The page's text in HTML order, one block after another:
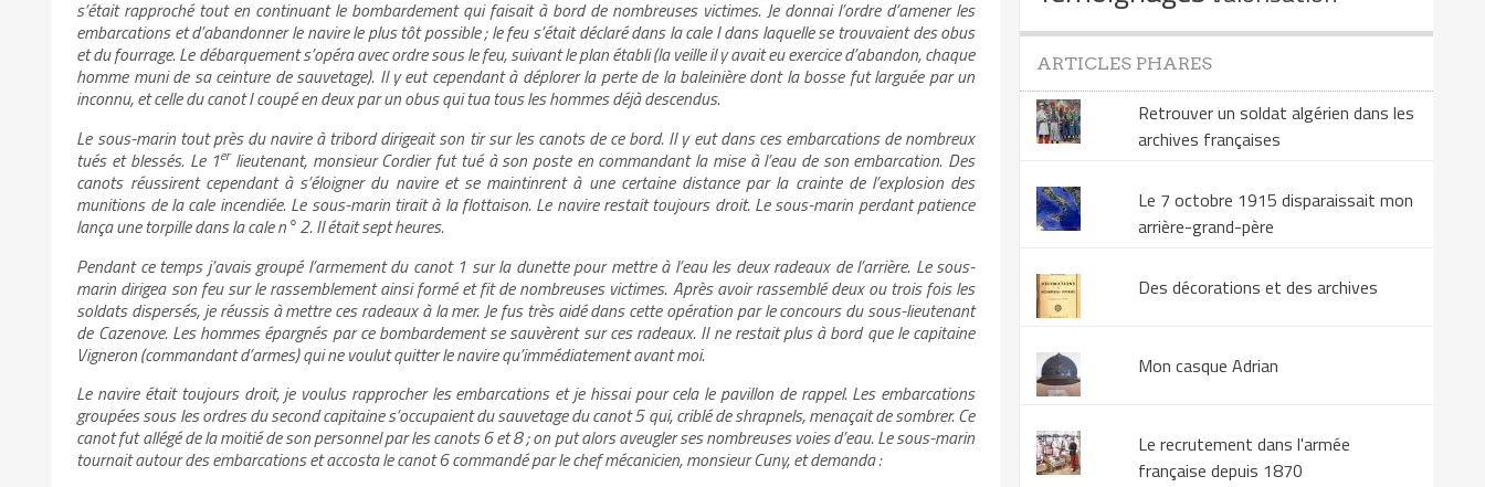
s’était rapproché tout en continuant le bombardement qui faisait à bord de nombreuses victimes. Je donnai l’ordre d’amener les
embarcations et d’abandonner le navire le plus tôt possible ; le feu s’était déclaré dans la cale I dans laquelle se trouvaient des obus
et du fourrage. Le débarquement s’opéra avec ordre sous le feu, suivant le plan établi (la veille il y avait eu exercice d’abandon, chaque
homme muni de sa ceinture de sauvetage). Il y eut cependant à déplorer la perte de la baleinière dont la bosse fut larguée par un
inconnu, et celle du canot I coupé en deux par un obus qui tua tous les hommes déjà descendus.
Le sous-marin tout près du navire à tribord dirigeait son tir sur les canots de ce bord. Il y eut dans ces embarcations de nombreux
tués et blessés. Le 1erlieutenant, monsieur Cordier fut tué à son poste en commandant la mise à l’eau de son embarcation. Des
canots réussirent cependant à s’éloigner du navire et se maintinrent à une certaine distance par la crainte de l’explosion des
munitions de la cale incendiée. Le sous-marin tirait à la flottaison. Le navire restait toujours droit. Le sous-marin perdant patience
lança une torpille dans la cale n° 2. Il était sept heures.
Pendant ce temps j’avais groupé l’armement du canot 1 sur la dunette pour mettre à l’eau les deux radeaux de l’arrière. Le sous-
marin dirigea son feu sur le rassemblement ainsi formé et fit de nombreuses victimes. Après avoir rassemblé deux ou trois fois les
soldats dispersés, je réussis à mettre ces radeaux à la mer. Je fus très aidé dans cette opération par le concours du sous-lieutenant
de Cazenove. Les hommes épargnés par ce bombardement se sauvèrent sur ces radeaux. Il ne restait plus à bord que le capitaine
Vigneron (commandant d’armes) qui ne voulut quitter le navire qu’immédiatement avant moi.
Le navire était toujours droit, je voulus rapprocher les embarcations et je hissai pour cela le pavillon de rappel. Les embarcations
groupées sous les ordres du second capitaine s’occupaient du sauvetage du canot 5 qui, criblé de shrapnels, menaçait de sombrer. Ce
canot fut allégé de la moitié de son personnel par les canots 6 et 8 ; on put alors aveugler ses nombreuses voies d’eau. Le sous-marin
tournait autour des embarcations et accosta le canot 6 commandé par le chef mécanicien, monsieur Cuny, et demanda :
ARTICLES PHARES
Retrouver un soldat algérien dans les
archives françaises
Le 7 octobre 1915 disparaissait mon
arrière-grand-père
Des décorations et des archives
Mon casque Adrian
Le recrutement dans l'armée
française depuis 1870